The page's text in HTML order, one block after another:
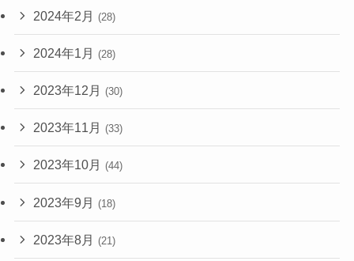
2024年2月 (28)
2024年1月 (28)
2023年12月 (30)
2023年11月 (33)
2023年10月 (44)
2023年9月 (18)
2023年8月 (21)